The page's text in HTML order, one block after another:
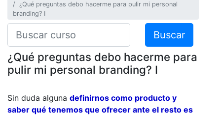
¿Qué preguntas debo hacerme para pulir mi personal
branding? I
Buscar
¿Qué preguntas debo hacerme para
pulir mi personal branding? I
Sin duda alguna definirnos como producto y
saber qué tenemos que ofrecer ante el resto es